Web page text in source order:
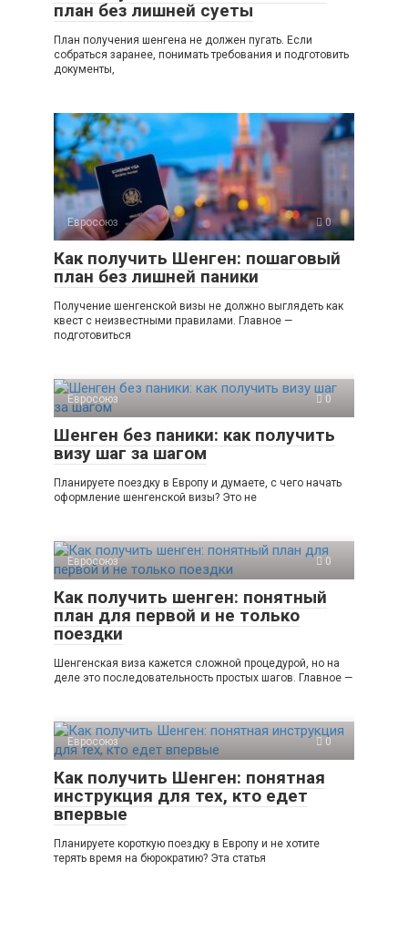
план без лишней суеты
План получения шенгена не должен пугать. Если
собраться заранее, понимать требования и подготовить
документы,
Евросоюз 0
Как получить Шенген: пошаговый
план без лишней паники
Получение шенгенской визы не должно выглядеть как
квест с неизвестными правилами. Главное —
подготовиться
Евросоюз 0
Шенген без паники: как получить
визу шаг за шагом
Планируете поездку в Европу и думаете, с чего начать
оформление шенгенской визы? Это не
Евросоюз 0
Как получить шенген: понятный
план для первой и не только
поездки
Шенгенская виза кажется сложной процедурой, но на
деле это последовательность простых шагов. Главное —
Евросоюз 0
Как получить Шенген: понятная
инструкция для тех, кто едет
впервые
Планируете короткую поездку в Европу и не хотите
терять время на бюрократию? Эта статья